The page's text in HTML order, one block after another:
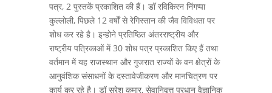
पत्र, 2 पुस्तकें प्रकाशित की हैं। डॉ रविकिरन निंगप्पा
कुल्लोली, पिछले 12 वर्षों से रेगिस्तान की जैव विविधता पर
शोध कर रहे है। इन्होने प्रतिष्ठित अंतरराष्ट्रीय और
राष्ट्रीय पत्रिकाओं में 30 शोध पत्र प्रकाशित किए हैं तथा
वर्तमान में यह राजस्थान और गुजरात राज्यों के वन क्षेत्रों के
आनुवंशिक संसाधनों के दस्तावेजीकरण और मानचित्रण पर
कार्य कर रहे है। डॉ सुरेश कुमार, सेवानिवृत्त प्रधान वैज्ञानिक